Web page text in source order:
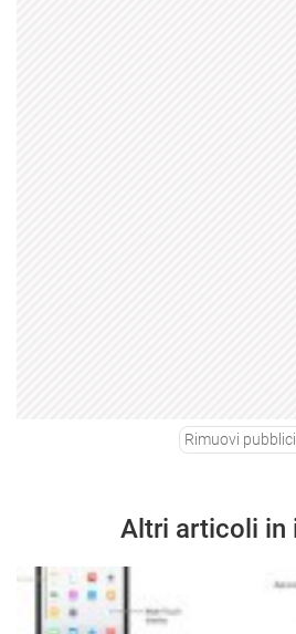
Rimuovi
Altri articoli in